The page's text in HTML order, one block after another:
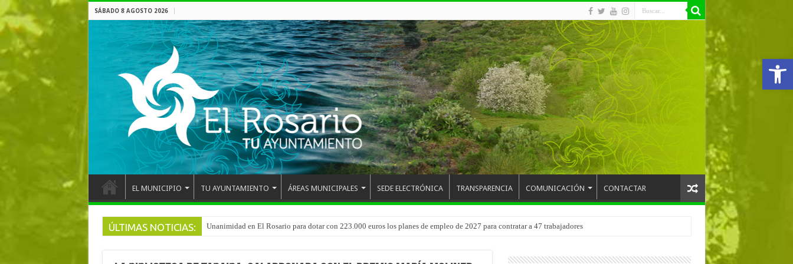
Abrir
SÁBADO 8 AGOSTO 2026
EL MUNICIPIO TU AYUNTAMIENTO ÁREAS MUNICIPALES SEDE ELECTRÓNICA TRANSPARENCIA COMUNICACIÓN CONTACTAR
ÚLTIMAS NOTICIAS: Arranca la reforma del CEIP San Isidro con las demoliciones para la instalación del ascensor